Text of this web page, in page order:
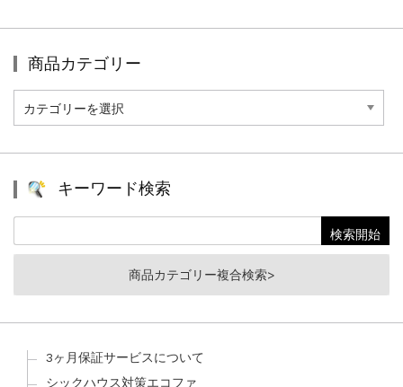
商品カテゴリー
品
カ
キーワード検索
商品カテゴリー複合検索>
3ヶ月保証サービスについて
シックハウス対策エコファ